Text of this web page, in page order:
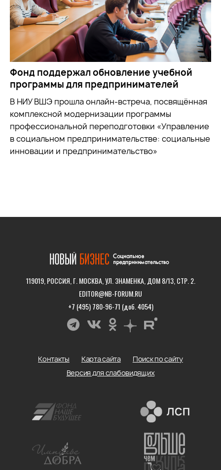
Фонд поддержал обновление учебной
программы для предпринимателей
В НИУ ВШЭ прошла онлайн-встреча, посвящённая
комплексной модернизации программы
профессиональной переподготовки «Управление
в социальном предпринимательстве: социальные
инновации и предпринимательство»
119019, РОССИЯ, Г. МОСКВА, УЛ. ЗНАМЕНКА, ДОМ 8/13, СТР. 2.
EDITOR@NB-FORUM.RU
+7 (495) 780-96-71 (доб. 4054)
Контакты Карта сайта
Поиск по сайту
Версия для слабовидящих